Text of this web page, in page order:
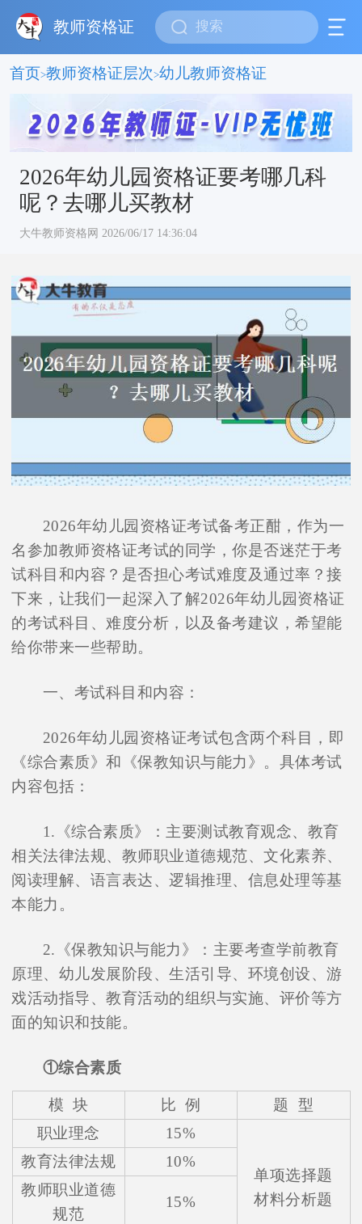
教师资格证
首页>教师资格证层次>幼儿教师资格证
2026年幼儿园资格证要考哪几科
呢？去哪儿买教材
大牛教师资格网 2026/06/17 14:36:04
2026年幼儿园资格证考试备考正酣，作为一
名参加教师资格证考试的同学，你是否迷茫于考
试科目和内容？是否担心考试难度及通过率？接
下来，让我们一起深入了解2026年幼儿园资格证
的考试科目、难度分析，以及备考建议，希望能
给你带来一些帮助。
一、考试科目和内容：
2026年幼儿园资格证考试包含两个科目，即
《综合素质》和《保教知识与能力》。具体考试
内容包括：
1.《综合素质》：主要测试教育观念、教育
相关法律法规、教师职业道德规范、文化素养、
阅读理解、语言表达、逻辑推理、信息处理等基
本能力。
2.《保教知识与能力》：主要考查学前教育
原理、幼儿发展阶段、生活引导、环境创设、游
戏活动指导、教育活动的组织与实施、评价等方
面的知识和技能。
①综合素质
模 块 比 例
题 型
职业理念
15%
单项选择题
材料分析题
教育法律法规
10%
教师职业道德
规范
15%